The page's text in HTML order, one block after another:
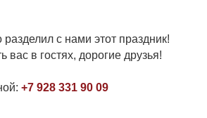
с нами этот праздник!
вас в гостях, дорогие друзья!
+7 928 331 90 09